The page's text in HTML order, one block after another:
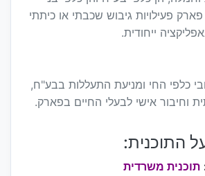
פעילויות גיבוש שכבתי או כיתתי
ייחודית.
כלפי החי ומניעת התעללות בבע"ח,
וחיבור אישי לבעלי החיים בפארק.
התוכנית:
תוכנית משרדית